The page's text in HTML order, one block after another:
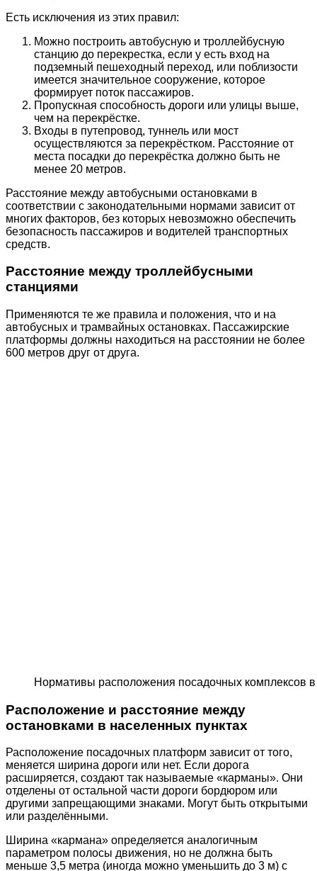
Есть исключения из этих правил:
Можно построить автобусную и троллейбусную
станцию до перекрестка, если у есть вход на
подземный пешеходный переход, или поблизости
имеется значительное сооружение, которое
формирует поток пассажиров.
Пропускная способность дороги или улицы выше,
чем на перекрёстке.
Входы в путепровод, туннель или мост
осуществляются за перекрёстком. Расстояние от
места посадки до перекрёстка должно быть не
менее 20 метров.
Расстояние между автобусными остановками в
соответствии с законодательными нормами зависит от
многих факторов, без которых невозможно обеспечить
безопасность пассажиров и водителей транспортных
средств.
Расстояние между троллейбусными
станциями
Применяются те же правила и положения, что и на
автобусных и трамвайных остановках. Пассажирские
платформы должны находиться на расстоянии не более
600 метров друг от друга.
Нормативы расположения посадочных комплексов в
Расположение и расстояние между
остановками в населенных пунктах
Расположение посадочных платформ зависит от того,
меняется ширина дороги или нет. Если дорога
расширяется, создают так называемые «карманы». Они
отделены от остальной части дороги бордюром или
другими запрещающими знаками. Могут быть открытыми
или разделёнными.
Ширина «кармана» определяется аналогичным
параметром полосы движения, но не должна быть
меньше 3,5 метра (иногда можно уменьшить до 3 м) с